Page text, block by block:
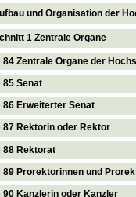
und Organisation der
1 Zentrale Organe
84 Zentrale Organe der
85 Senat
86 Erweiterter Senat
87 Rektorin oder Rektor
88 Rektorat
89 Prorektorinnen und
90 Kanzlerin oder Kanzler